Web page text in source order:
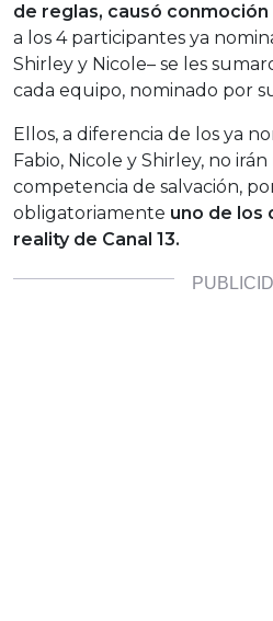
de reglas, causó conmoción
a los 4 participantes ya
Shirley y Nicole– se les
cada equipo, nominado por
Ellos, a diferencia de los ya
Fabio, Nicole y Shirley, no
competencia de salvación,
obligatoriamente uno de los
reality de Canal 13.